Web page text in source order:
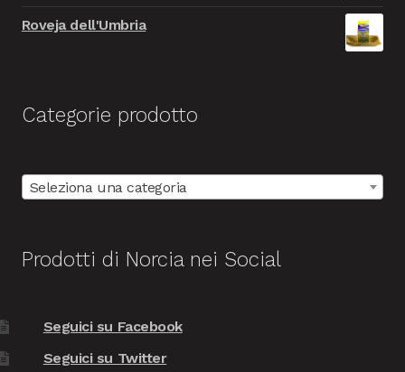
Roveja dell'Umbria
Categorie prodotto
Seleziona una categoria
Prodotti di Norcia nei Social
Seguici su Facebook
Seguici su Twitter